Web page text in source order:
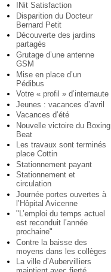
INit Satisfaction
Disparition du Docteur
Bernard Petit
Découverte des jardins
partagés
Grutage d’une antenne
GSM
Mise en place d’un
Pédibus
Votre « profil » d’internaute
Jeunes : vacances d’avril
Vacances d’été
Nouvelle victoire du Boxing
Beat
Les travaux sont terminés
place Cottin
Stationnement payant
Stationnement et
circulation
Journée portes ouvertes à
l’Hôpital Avicenne
"L’emploi du temps actuel
est reconduit l’année
prochaine"
Contre la baisse des
moyens dans les collèges
La ville d’Aubervilliers